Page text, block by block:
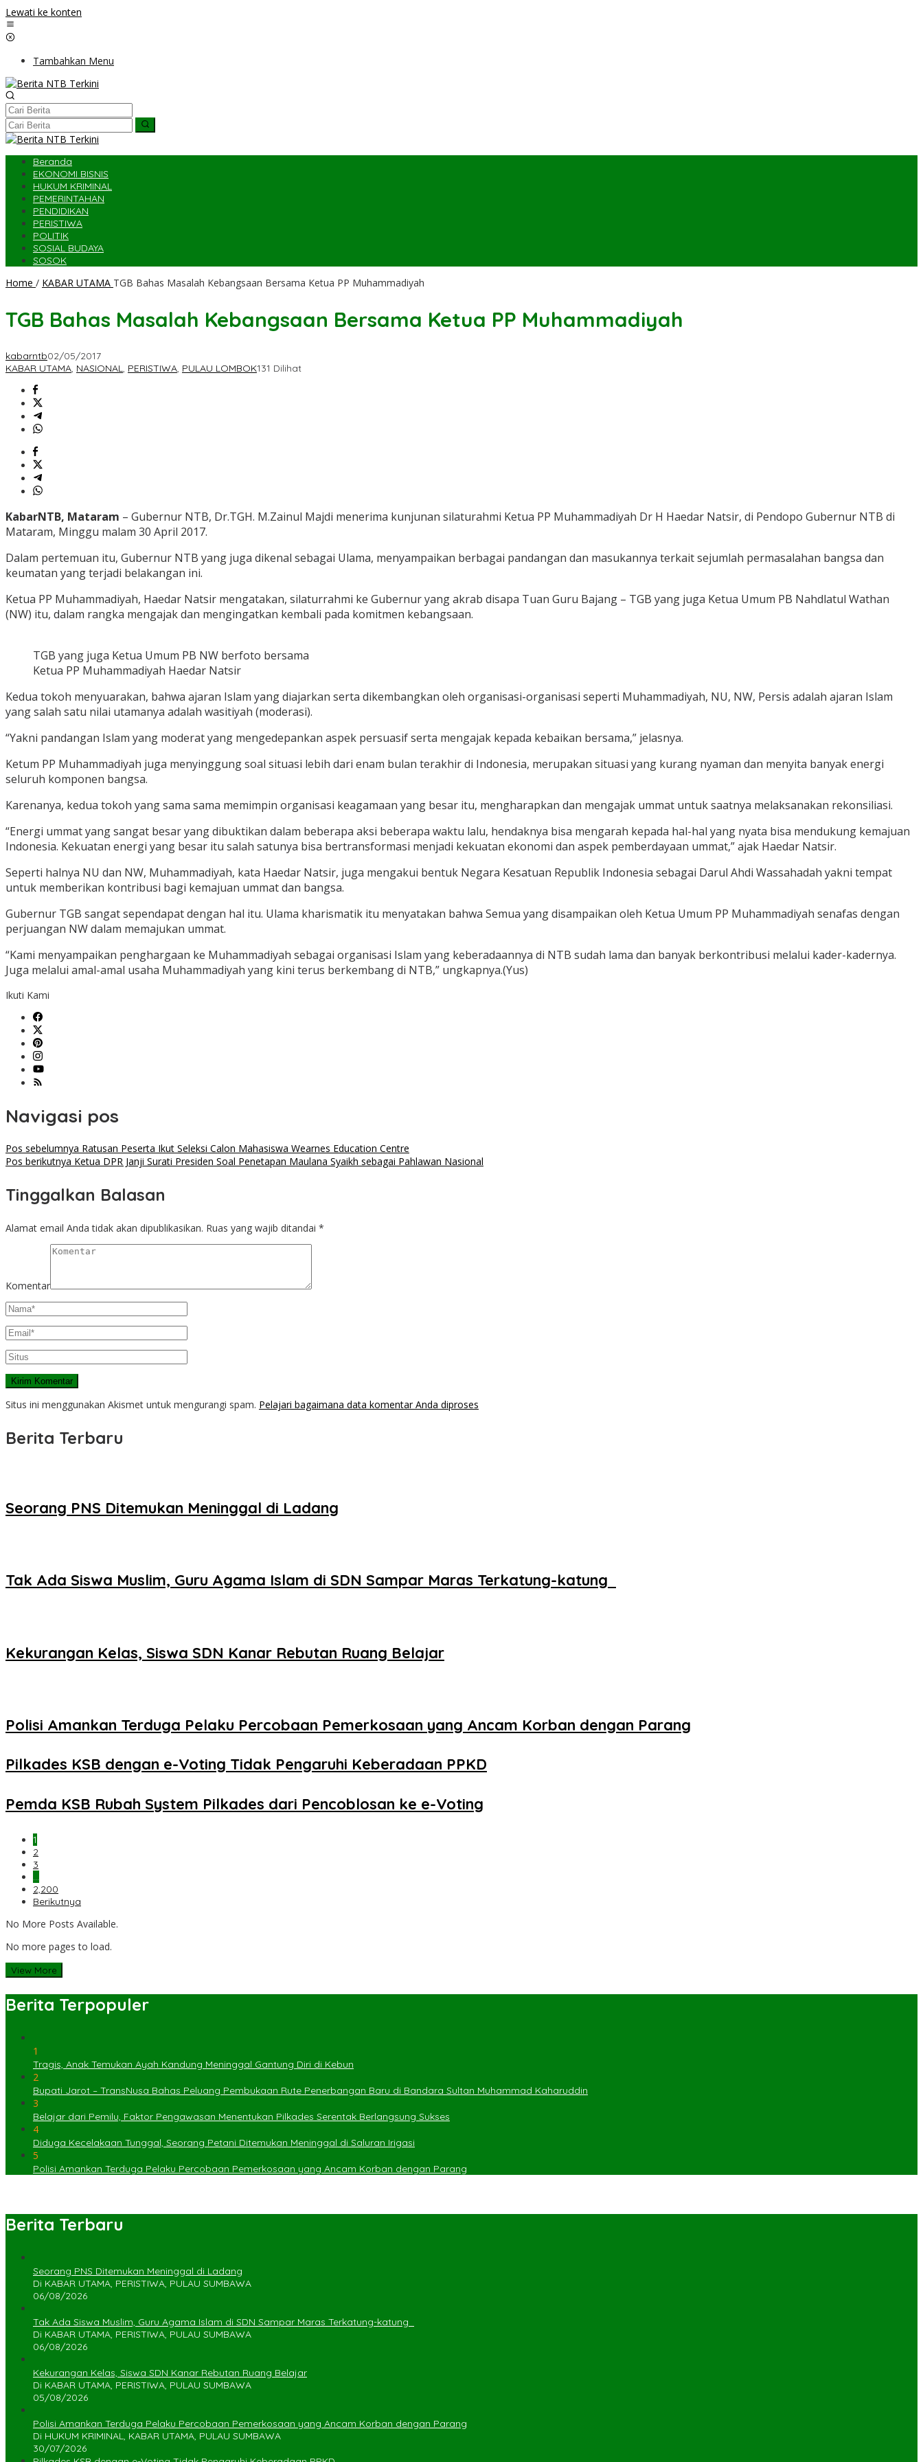
Lewati ke konten
Tambahkan Menu
Beranda
EKONOMI BISNIS
HUKUM KRIMINAL
PEMERINTAHAN
PENDIDIKAN
PERISTIWA
POLITIK
SOSIAL BUDAYA
SOSOK
Home / KABAR UTAMA TGB Bahas Masalah Kebangsaan Bersama Ketua PP Muhammadiyah
TGB Bahas Masalah Kebangsaan Bersama Ketua PP Muhammadiyah
kabarntb02/05/2017
KABAR UTAMA, NASIONAL, PERISTIWA, PULAU LOMBOK131 Dilihat
KabarNTB, Mataram – Gubernur NTB, Dr.TGH. M.Zainul Majdi menerima kunjunan silaturahmi Ketua PP Muhammadiyah Dr H Haedar Natsir, di Pendopo Gubernur NTB di
Mataram, Minggu malam 30 April 2017.
Dalam pertemuan itu, Gubernur NTB yang juga dikenal sebagai Ulama, menyampaikan berbagai pandangan dan masukannya terkait sejumlah permasalahan bangsa dan
keumatan yang terjadi belakangan ini.
Ketua PP Muhammadiyah, Haedar Natsir mengatakan, silaturrahmi ke Gubernur yang akrab disapa Tuan Guru Bajang – TGB yang juga Ketua Umum PB Nahdlatul Wathan
(NW) itu, dalam rangka mengajak dan mengingatkan kembali pada komitmen kebangsaan.
TGB yang juga Ketua Umum PB NW berfoto bersama
Ketua PP Muhammadiyah Haedar Natsir
Kedua tokoh menyuarakan, bahwa ajaran Islam yang diajarkan serta dikembangkan oleh organisasi-organisasi seperti Muhammadiyah, NU, NW, Persis adalah ajaran Islam
yang salah satu nilai utamanya adalah wasitiyah (moderasi).
“Yakni pandangan Islam yang moderat yang mengedepankan aspek persuasif serta mengajak kepada kebaikan bersama,” jelasnya.
Ketum PP Muhammadiyah juga menyinggung soal situasi lebih dari enam bulan terakhir di Indonesia, merupakan situasi yang kurang nyaman dan menyita banyak energi
seluruh komponen bangsa.
Karenanya, kedua tokoh yang sama sama memimpin organisasi keagamaan yang besar itu, mengharapkan dan mengajak ummat untuk saatnya melaksanakan rekonsiliasi.
“Energi ummat yang sangat besar yang dibuktikan dalam beberapa aksi beberapa waktu lalu, hendaknya bisa mengarah kepada hal-hal yang nyata bisa mendukung kemajuan
Indonesia. Kekuatan energi yang besar itu salah satunya bisa bertransformasi menjadi kekuatan ekonomi dan aspek pemberdayaan ummat,” ajak Haedar Natsir.
Seperti halnya NU dan NW, Muhammadiyah, kata Haedar Natsir, juga mengakui bentuk Negara Kesatuan Republik Indonesia sebagai Darul Ahdi Wassahadah yakni tempat
untuk memberikan kontribusi bagi kemajuan ummat dan bangsa.
Gubernur TGB sangat sependapat dengan hal itu. Ulama kharismatik itu menyatakan bahwa Semua yang disampaikan oleh Ketua Umum PP Muhammadiyah senafas dengan
perjuangan NW dalam memajukan ummat.
“Kami menyampaikan penghargaan ke Muhammadiyah sebagai organisasi Islam yang keberadaannya di NTB sudah lama dan banyak berkontribusi melalui kader-kadernya.
Juga melalui amal-amal usaha Muhammadiyah yang kini terus berkembang di NTB,” ungkapnya.(Yus)
Ikuti Kami
Navigasi pos
Pos sebelumnya Ratusan Peserta Ikut Seleksi Calon Mahasiswa Wearnes Education Centre
Pos berikutnya Ketua DPR Janji Surati Presiden Soal Penetapan Maulana Syaikh sebagai Pahlawan Nasional
Tinggalkan Balasan
Alamat email Anda tidak akan dipublikasikan. Ruas yang wajib ditandai *
Komentar
Situs ini menggunakan Akismet untuk mengurangi spam. Pelajari bagaimana data komentar Anda diproses
Berita Terbaru
Seorang PNS Ditemukan Meninggal di Ladang
Tak Ada Siswa Muslim, Guru Agama Islam di SDN Sampar Maras Terkatung-katung ‎
Kekurangan Kelas, Siswa SDN Kanar Rebutan Ruang Belajar
Polisi Amankan Terduga Pelaku Percobaan Pemerkosaan yang Ancam Korban dengan Parang
Pilkades KSB dengan e-Voting Tidak Pengaruhi Keberadaan PPKD
Pemda KSB Rubah System Pilkades dari Pencoblosan ke e-Voting
1
2
3
…
2,200
Berikutnya
No More Posts Available.
No more pages to load.
View More
Berita Terpopuler
1
Tragis, Anak Temukan Ayah Kandung Meninggal Gantung Diri di Kebun
2
Bupati Jarot – TransNusa Bahas Peluang Pembukaan Rute Penerbangan Baru di Bandara Sultan Muhammad Kaharuddin
3
Belajar dari Pemilu, Faktor Pengawasan Menentukan Pilkades Serentak Berlangsung Sukses
4
Diduga Kecelakaan Tunggal, Seorang Petani Ditemukan Meninggal di Saluran Irigasi
5
Polisi Amankan Terduga Pelaku Percobaan Pemerkosaan yang Ancam Korban dengan Parang
Berita Terbaru
Seorang PNS Ditemukan Meninggal di Ladang
Di KABAR UTAMA, PERISTIWA, PULAU SUMBAWA
06/08/2026
Tak Ada Siswa Muslim, Guru Agama Islam di SDN Sampar Maras Terkatung-katung ‎
Di KABAR UTAMA, PERISTIWA, PULAU SUMBAWA
06/08/2026
Kekurangan Kelas, Siswa SDN Kanar Rebutan Ruang Belajar
Di KABAR UTAMA, PERISTIWA, PULAU SUMBAWA
05/08/2026
Polisi Amankan Terduga Pelaku Percobaan Pemerkosaan yang Ancam Korban dengan Parang
Di HUKUM KRIMINAL, KABAR UTAMA, PULAU SUMBAWA
30/07/2026